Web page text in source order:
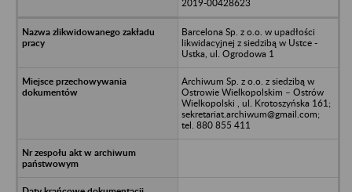
2019-00428623
Barcelona Sp. z o.o. w upadłości
likwidacyjnej z siedzibą w Ustce -
Ustka, ul. Ogrodowa 1
Archiwum Sp. z o.o. z siedzibą w
Ostrowie Wielkopolskim – Ostrów
Wielkopolski , ul. Krotoszyńska 161;
sekretariat.archiwum@gmail.com;
tel. 880 855 411